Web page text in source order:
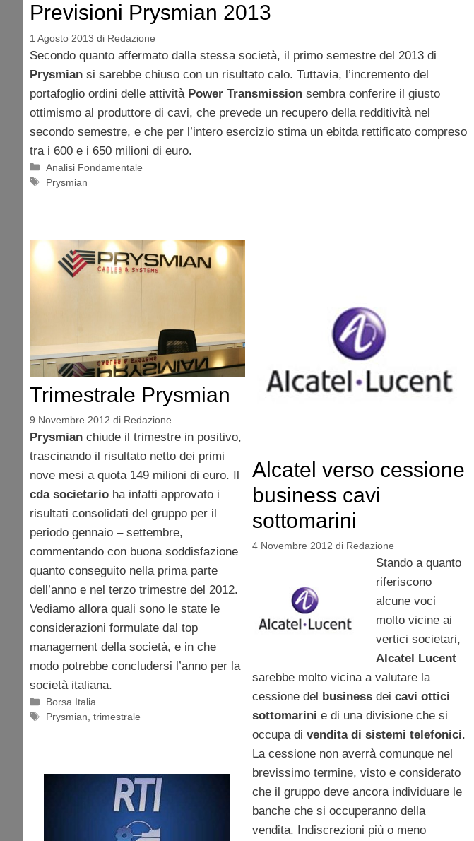
Previsioni Prysmian 2013
1 Agosto 2013 di Redazione
Secondo quanto affermato dalla stessa società, il primo semestre del 2013 di
Prysmian si sarebbe chiuso con un risultato calo. Tuttavia, l’incremento del
portafoglio ordini delle attività Power Transmission sembra conferire il giusto
ottimismo al produttore di cavi, che prevede un recupero della redditività nel
secondo semestre, e che per l’intero esercizio stima un ebitda rettificato compreso
tra i 600 e i 650 milioni di euro.
Categorie
Analisi Fondamentale
Tag
Prysmian
Trimestrale Prysmian
9 Novembre 2012 di Redazione
Prysmian chiude il trimestre in positivo,
trascinando il risultato netto dei primi
nove mesi a quota 149 milioni di euro. Il
cda societario ha infatti approvato i
risultati consolidati del gruppo per il
periodo gennaio – settembre,
commentando con buona soddisfazione
quanto conseguito nella prima parte
dell’anno e nel terzo trimestre del 2012.
Vediamo allora quali sono le state le
considerazioni formulate dal top
management della società, e in che
modo potrebbe concludersi l’anno per la
società italiana.
Categorie
Borsa Italia
Tag
Prysmian ,trimestrale
Alcatel verso cessione
business cavi
sottomarini
4 Novembre 2012 di Redazione
Stando a quanto
riferiscono
alcune voci
molto vicine ai
vertici societari,
Alcatel Lucent
sarebbe molto vicina a valutare la
cessione del businessdei cavi ottici
sottomarini e di una divisione che si
occupa di vendita di sistemi telefonici.
La cessione non averrà comunque nel
brevissimo termine, visto e considerato
che il gruppo deve ancora individuare le
banche che si occuperanno della
vendita. Indiscrezioni più o meno